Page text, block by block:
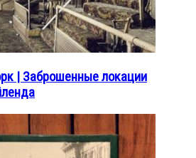
| Заброшенные локации